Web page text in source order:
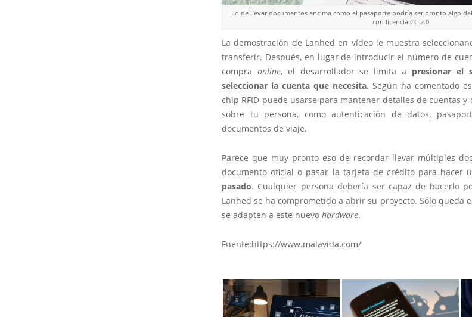
Lo de llevar documentos encima como el pasaporte podría ser pronto algo
con licencia CC 2.0
La demostración de Lanhed en vídeo le muestra
transferir. Después, en lugar de introducir el número de
compra online, el desarrollador se limita a presionar el
seleccionar la cuenta que necesita. Según ha comentado
chip RFID puede usarse para mantener detalles de cuentas
sobre tu persona, como autenticación de datos,
documentos de viaje.
Parece que muy pronto eso de recordar llevar múltiples
documento oficial o pasar la tarjeta de crédito para hacer
pasado. Cualquier persona debería ser capaz de hacerlo
Lanhed se ha comprometido a abrir su proyecto. Sólo queda
se adapten a este nuevo hardware.
Fuente:https://www.malavida.com/